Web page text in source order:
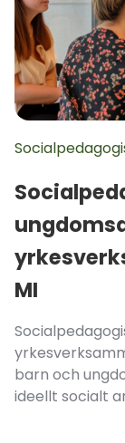
MI
barn och
ideellt socialt